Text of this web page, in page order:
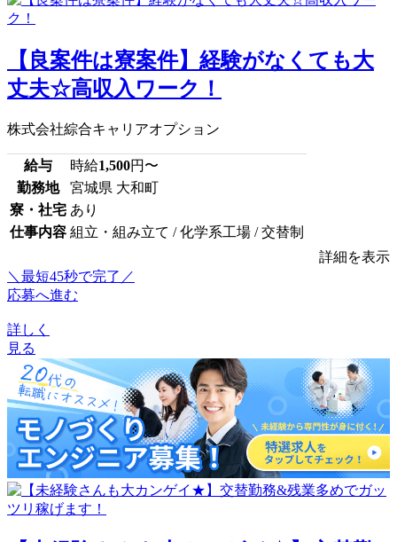
【良案件は寮案件】経験がなくても大
丈夫☆高収入ワーク！
株式会社綜合キャリアオプション
給与 時給1,500円〜
勤務地
宮城県 大和町
寮・社宅 あり
仕事内容 組立・組み立て / 化学系工場 / 交替制
詳細を表示
＼最短45秒で完了／
応募へ進む
詳しく
見る